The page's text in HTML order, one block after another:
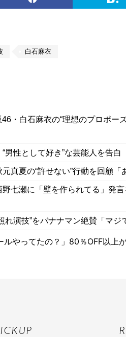
白石麻衣
46・白石麻衣の“理想のプロポー
男性として好き”な芸能人を告白
真夏の“許せない”行動を回顧「
七瀬に「壁を作られてる」発言
れ演技”をバナナマン絶賛「マジ
ルやってたの？」80％OFF以上